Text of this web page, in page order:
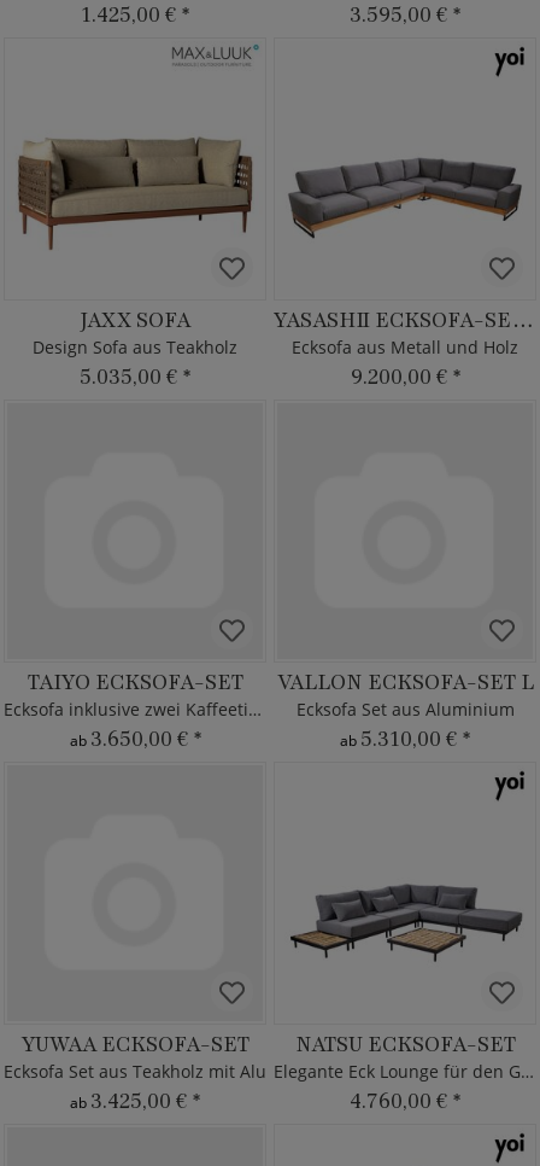
1.425,00 € * 3.595,00 € *
JAXX SOFA
Design Sofa aus Teakholz
5.035,00 € *
YASASHII ECKSOFA-SET XL
Ecksofa aus Metall und Holz
9.200,00 € *
TAIYO ECKSOFA-SET
Ecksofa inklusive zwei Kaffeetische
ab 3.650,00 € *
VALLON ECKSOFA-SET L
Ecksofa Set aus Aluminium
ab 5.310,00 € *
YUWAA ECKSOFA-SET
Ecksofa Set aus Teakholz mit Alu
ab 3.425,00 € *
NATSU ECKSOFA-SET
Elegante Eck Lounge für den Garten
4.760,00 € *